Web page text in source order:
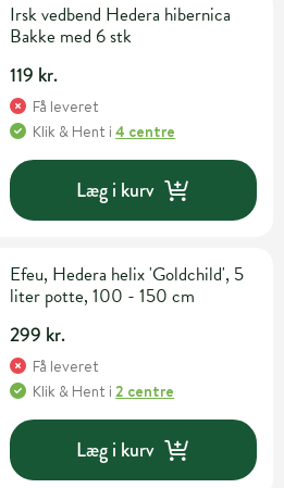
Irsk vedbend Hedera hibernica
Bakke med 6 stk
119 kr.
Få leveret
Klik & Hent i4 centre
Læg i kurv
Efeu, Hedera helix 'Goldchild', 5
liter potte, 100 - 150 cm
299 kr.
Få leveret
Klik & Hent i2 centre
Læg i kurv